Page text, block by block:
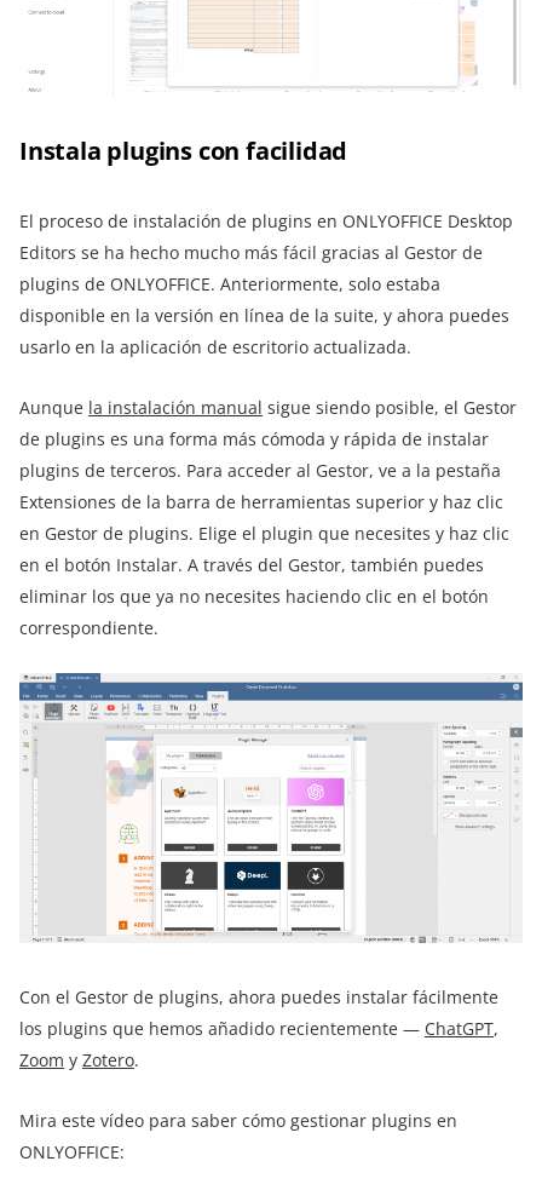
Instala plugins con facilidad
El proceso de instalación de plugins en ONLYOFFICE Desktop
Editors se ha hecho mucho más fácil gracias al Gestor de
plugins de ONLYOFFICE. Anteriormente, solo estaba
disponible en la versión en línea de la suite, y ahora puedes
usarlo en la aplicación de escritorio actualizada.
Aunque la instalación manual sigue siendo posible, el Gestor
de plugins es una forma más cómoda y rápida de instalar
plugins de terceros. Para acceder al Gestor, ve a la pestaña
Extensiones de la barra de herramientas superior y haz clic
en Gestor de plugins. Elige el plugin que necesites y haz clic
en el botón Instalar. A través del Gestor, también puedes
eliminar los que ya no necesites haciendo clic en el botón
correspondiente.
Con el Gestor de plugins, ahora puedes instalar fácilmente
los plugins que hemos añadido recientemente — ChatGPT,
Zoom y Zotero.
Mira este vídeo para saber cómo gestionar plugins en
ONLYOFFICE: